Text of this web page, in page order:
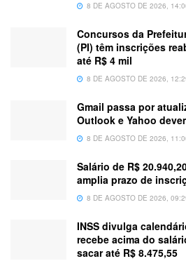
8 DE AGOSTO DE 2026,
Concursos da
(PI) têm inscrições
até R$ 4 mil
8 DE AGOSTO DE 2026,
Gmail passa por
Outlook e Yahoo
8 DE AGOSTO DE 2026,
Salário de R$
amplia prazo de
8 DE AGOSTO DE 2026,
INSS divulga
recebe acima do
sacar até R$ 8.475,55